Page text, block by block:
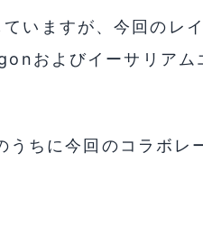
いますが、今回のレ
およびイーサリアム
ちに今回のコラボレ